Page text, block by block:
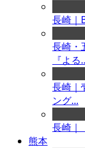
長崎｜
長崎・
『よる
長崎｜
ング...
長崎｜
熊本